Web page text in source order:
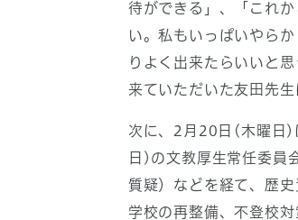
待ができる」、「これ
い。私もいっぱいやら
りよく出来たらいいと
来ていただいた友田先
次に、2月20日(木曜日)
日)の文教厚生常任委
質疑）などを経て、歴
学校の再整備、不登校